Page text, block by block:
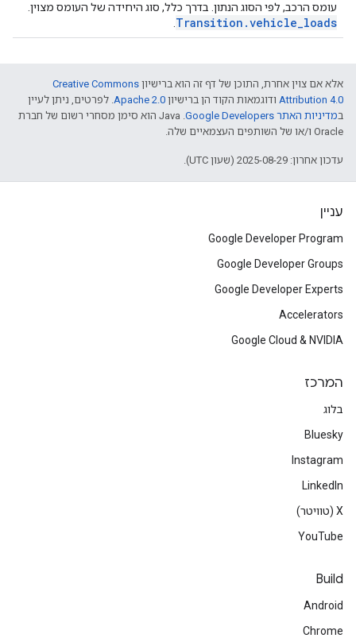
עומס הרכב, לפי הסוג הנתון. בדרך כלל, סוג היחידה של העומס מצוין.
Transition.vehicle_loads
אלא אם צוין אחרת, התוכן של דף זה הוא ברישיון Creative Commons
Attribution 4.0 ודוגמאות הקוד הן ברישיון Apache 2.0. לפרטים, ניתן לעיין
במדיניות האתר Google Developers‏
.‏ Java הוא סימן מסחרי רשום של חברת
Oracle ו/או של השותפים העצמאיים שלה.
עדכון אחרון: 2025-08-29 (שעון UTC).
עניין
Google Developer Program
Google Developer Groups
Google Developer Experts
Accelerators
Google Cloud & NVIDIA
המרכז
בלוג
Bluesky
Instagram
LinkedIn
‫X (טוויטר)
YouTube
Build
Android
Chrome